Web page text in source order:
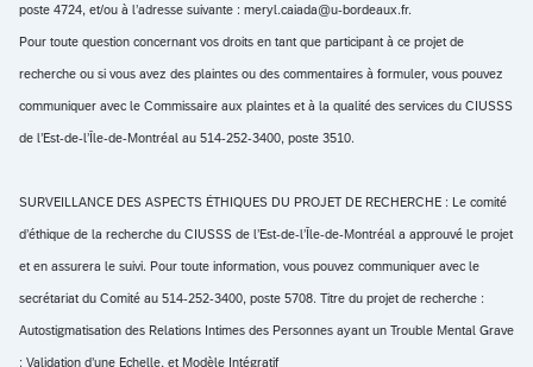
poste 4724, et/ou à l’adresse suivante : meryl.caiada@u-bordeaux.fr.
Pour toute question concernant vos droits en tant que participant à ce projet de
recherche ou si vous avez des plaintes ou des commentaires à formuler, vous pouvez
communiquer avec le Commissaire aux plaintes et à la qualité des services du CIUSSS
de l’Est-de-l’Île-de-Montréal au 514-252-3400, poste 3510.
SURVEILLANCE DES ASPECTS ÉTHIQUES DU PROJET DE RECHERCHE : Le comité
d’éthique de la recherche du CIUSSS de l’Est-de-l’Île-de-Montréal a approuvé le projet
et en assurera le suivi. Pour toute information, vous pouvez communiquer avec le
secrétariat du Comité au 514-252-3400, poste 5708. Titre du projet de recherche :
Autostigmatisation des Relations Intimes des Personnes ayant un Trouble Mental Grave
: Validation d’une Echelle, et Modèle Intégratif